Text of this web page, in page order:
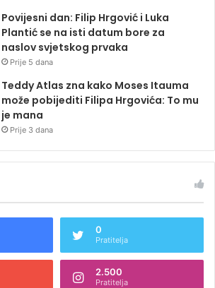
Povijesni dan: Filip Hrgović i Luka
Plantić se na isti datum bore za
naslov svjetskog prvaka
Prije 5 dana
Teddy Atlas zna kako Moses Itauma
može pobijediti Filipa Hrgovića: To mu
je mana
Prije 3 dana
0
Pratitelja
2.500
Pratitelja